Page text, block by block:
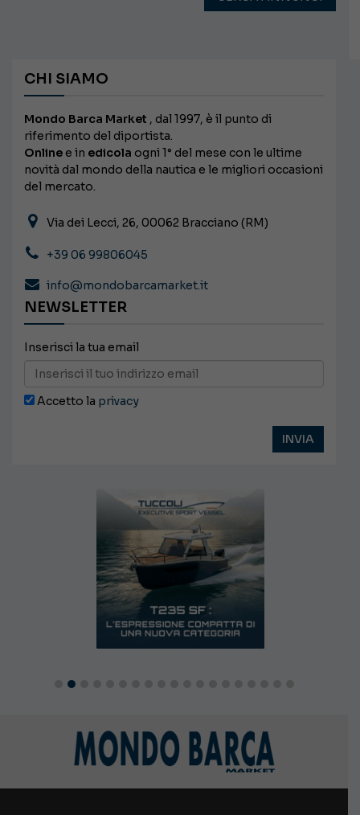
CHI SIAMO
Mondo Barca Market , dal 1997, è il punto di
riferimento del diportista.
Online e in edicola ogni 1° del mese con le ultime
novità dal mondo della nautica e le migliori occasioni
del mercato.
Via dei Lecci, 26, 00062 Bracciano (RM)
+39 06 99806045
info@mondobarcamarket.it
NEWSLETTER
Inserisci la tua email
Accetto la privacy